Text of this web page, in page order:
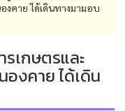
คาย ได้เดินทางมามอบ
เกษตรและ
งคาย ได้เดิน